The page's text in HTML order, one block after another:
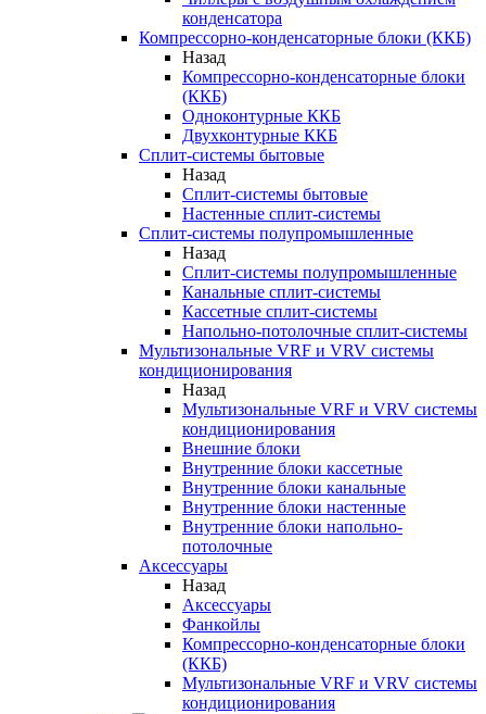
конденсатора
Компрессорно-конденсаторные блоки (ККБ)
Назад
Компрессорно-конденсаторные блоки
(ККБ)
Одноконтурные ККБ
Двухконтурные ККБ
Сплит-системы бытовые
Назад
Сплит-системы бытовые
Настенные сплит-системы
Сплит-системы полупромышленные
Назад
Сплит-системы полупромышленные
Канальные сплит-системы
Кассетные сплит-системы
Напольно-потолочные сплит-системы
Мультизональные VRF и VRV системы
кондиционирования
Назад
Мультизональные VRF и VRV системы
кондиционирования
Внешние блоки
Внутренние блоки кассетные
Внутренние блоки канальные
Внутренние блоки настенные
Внутренние блоки напольно-
потолочные
Аксессуары
Назад
Аксессуары
Фанкойлы
Компрессорно-конденсаторные блоки
(ККБ)
Мультизональные VRF и VRV системы
кондиционирования